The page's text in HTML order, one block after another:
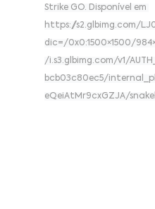
Strike GO. Disponível em
https://s2.glbimg.com/
dic=/0x0:1500×1500/
/i.s3.glbimg.com/v1/
bcb03c80ec5/
eQeiAtMr9cxGZJA/